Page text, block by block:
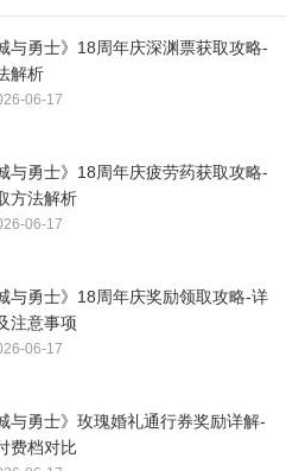
街区（穹顶中心内场）的体验
西岸生活”小程序搜索“DNFU嘉
月4日10：00正式开放。
：
与勇士》18周年庆深渊票获取攻略-
解析
06-17
与勇士》18周年庆疲劳药获取攻略-
方法解析
06-17
与勇士》18周年庆奖励领取攻略-详
注意事项
06-17
与勇士》玫瑰婚礼通行券奖励详解-
费档对比